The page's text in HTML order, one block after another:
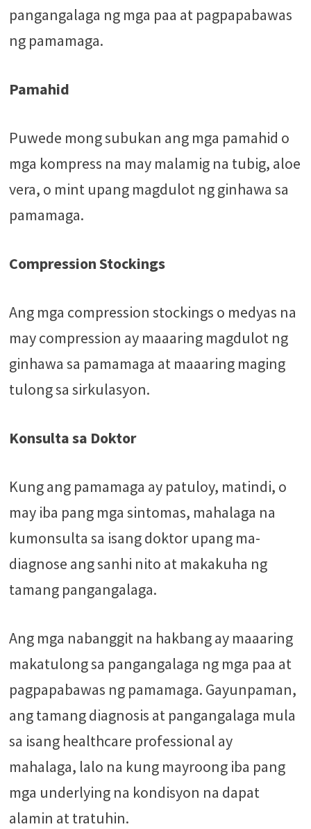
pangangalaga ng mga paa at pagpapabawas
ng pamamaga.
Pamahid
Puwede mong subukan ang mga pamahid o
mga kompress na may malamig na tubig, aloe
vera, o mint upang magdulot ng ginhawa sa
pamamaga.
Compression Stockings
Ang mga compression stockings o medyas na
may compression ay maaaring magdulot ng
ginhawa sa pamamaga at maaaring maging
tulong sa sirkulasyon.
Konsulta sa Doktor
Kung ang pamamaga ay patuloy, matindi, o
may iba pang mga sintomas, mahalaga na
kumonsulta sa isang doktor upang ma-
diagnose ang sanhi nito at makakuha ng
tamang pangangalaga.
Ang mga nabanggit na hakbang ay maaaring
makatulong sa pangangalaga ng mga paa at
pagpapabawas ng pamamaga. Gayunpaman,
ang tamang diagnosis at pangangalaga mula
sa isang healthcare professional ay
mahalaga, lalo na kung mayroong iba pang
mga underlying na kondisyon na dapat
alamin at tratuhin.